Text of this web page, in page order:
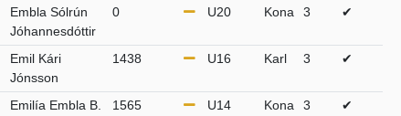
Embla Sólrún
Jóhannesdóttir
0 U20 Kona 3 ✔
Emil Kári
Jónsson
1438 U16 Karl 3 ✔
Emilía Embla B.
1565 U14 Kona 3 ✔